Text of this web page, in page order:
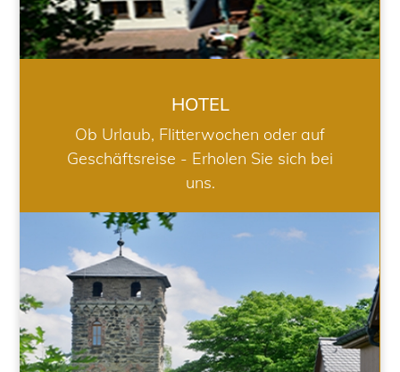
HOTEL
Ob Urlaub, Flitterwochen oder auf
Geschäftsreise - Erholen Sie sich bei
uns.